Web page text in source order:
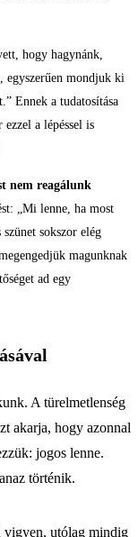
hogy hagynánk,
egyszerűen mondjuk ki
Ennek a tudatosítása
a lépéssel is
nem reagálunk
„Mi lenne, ha most
sokszor elég
magunknak
ad egy
A türelmetlenség
akarja, hogy azonnal
jogos lenne.
történik.
vigyen, utólag mindig